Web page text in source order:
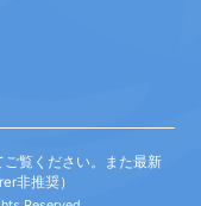
覧ください。また最新
非推奨）